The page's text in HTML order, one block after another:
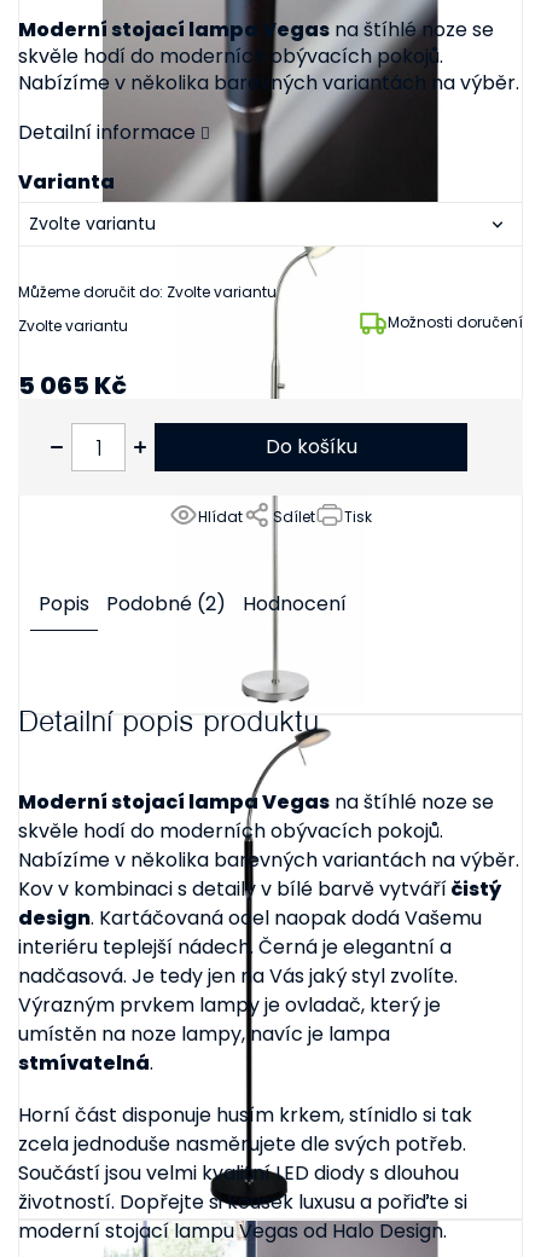
Zvolte variantu Možnosti doručení
Varianta
Můžeme doručit do: Zvolte variantu
Moderní stojací lampa Vegas na štíhlé noze se
skvěle hodí do moderních obývacích pokojů.
Nabízíme v několika barevných variantách na výběr.
Detailní informace
Tisk
Hlídat Sdílet
5 065 Kč
Do košíku
Popis Podobné (2) Hodnocení
Detailní popis produktu
Moderní stojací lampa Vegas na štíhlé noze se
skvěle hodí do moderních obývacích pokojů.
Nabízíme v několika barevných variantách na výběr.
Kov v kombinaci s detaily v bílé barvě vytváříčistý
design. Kartáčovaná ocel naopak dodá Vašemu
interiéru teplejší nádech. Černá je elegantní a
nadčasová. Je tedy jen na Vás jaký styl zvolíte.
Výrazným prvkem lampy je ovladač, který je
umístěn na noze lampy, navíc je lampa
stmívatelná.
Horní část disponuje husím krkem, stínidlo si tak
zcela jednoduše nasměrujete dle svých potřeb.
Součástí jsou velmi kvalitní LED diody s dlouhou
životností. Dopřejte si kousek luxusu a pořiďte si
moderní stojací lampu Vegas od Halo Design.